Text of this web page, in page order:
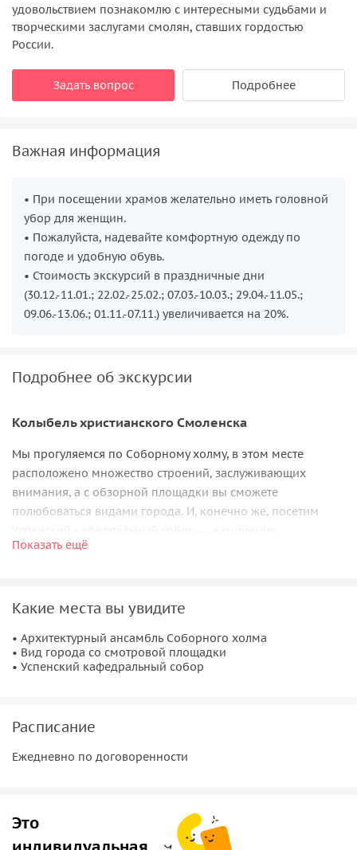
удовольствием познакомлю с интересными судьбами и
творческими заслугами смолян, ставших гордостью
России.
Задать вопрос Подробнее
Важная информация
• При посещении храмов желательно иметь головной
убор для женщин.
• Пожалуйста, надевайте комфортную одежду по
погоде и удобную обувь.
• Стоимость экскурсий в праздничные дни
(30.12.-11.01.; 22.02.-25.02.; 07.03.-10.03.; 29.04.-11.05.;
09.06.-13.06.; 01.11.-07.11.) увеличивается на 20%.
Подробнее об экскурсии
Колыбель христианского Смоленска
Мы прогуляемся по Соборному холму, в этом месте
расположено множество строений, заслуживающих
внимания, а с обзорной площадки вы сможете
полюбоваться видами города. И, конечно же, посетим
Смоленщины — один из красивейших храмов Европы, и
Показать ещё
Какие места вы увидите
• Архитектурный ансамбль Соборного холма
• Вид города со смотровой площадки
• Успенский кафедральный собор
Расписание
Ежедневно по договоренности
Это